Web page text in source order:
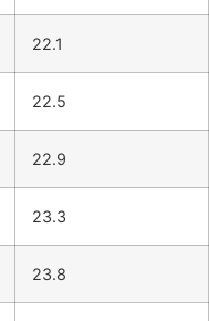
22.1
22.5
22.9
23.3
23.8